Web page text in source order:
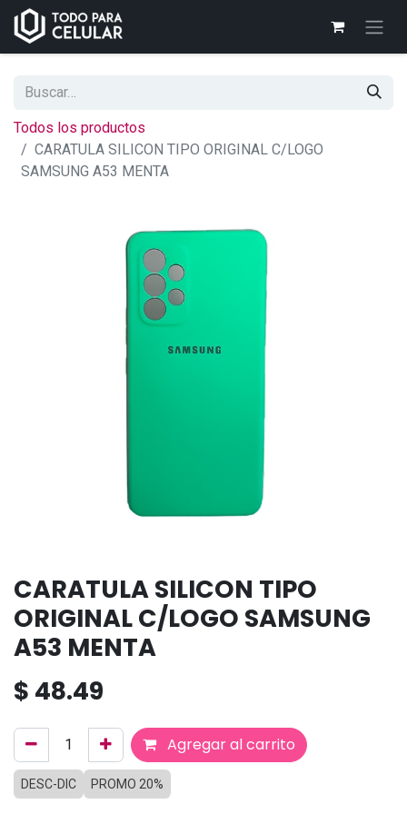
Todos los productos
CARATULA SILICON TIPO ORIGINAL C/LOGO
SAMSUNG A53 MENTA
CARATULA SILICON TIPO
ORIGINAL C/LOGO SAMSUNG
A53 MENTA
$ 48.49
Agregar al carrito
DESC-DIC PROMO 20%